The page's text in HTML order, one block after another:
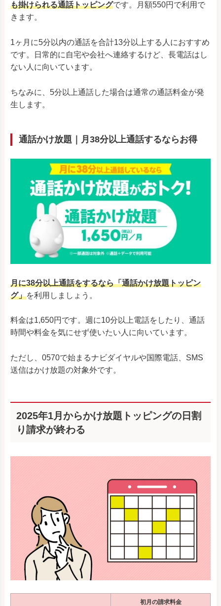
も掛けられる通話トッピングです。月額550円で利用で
きます。
1ヶ月に5分以内の通話を合計13分以上する人におすすめ
です。日常的に自宅や会社へ連絡するけど、長電話はし
ない人に向いています。
ちなみに、5分以上通話した場合は通常の通話料金が発
生します。
通話かけ放題｜月38分以上通話するならお得
月に38分以上通話をするなら「通話かけ放題トッピン
グ」を利用しましょう。
料金は1,650円です。週に10分以上電話をしたり、通話
時間や料金を気にせず使いたい人に向いています。
ただし、0570で始まるナビダイヤルや国際電話、SMS
送信はかけ放題の対象外です。
2025年1月からかけ放題トッピングの日割
り請求が終わる
初月の請求料金